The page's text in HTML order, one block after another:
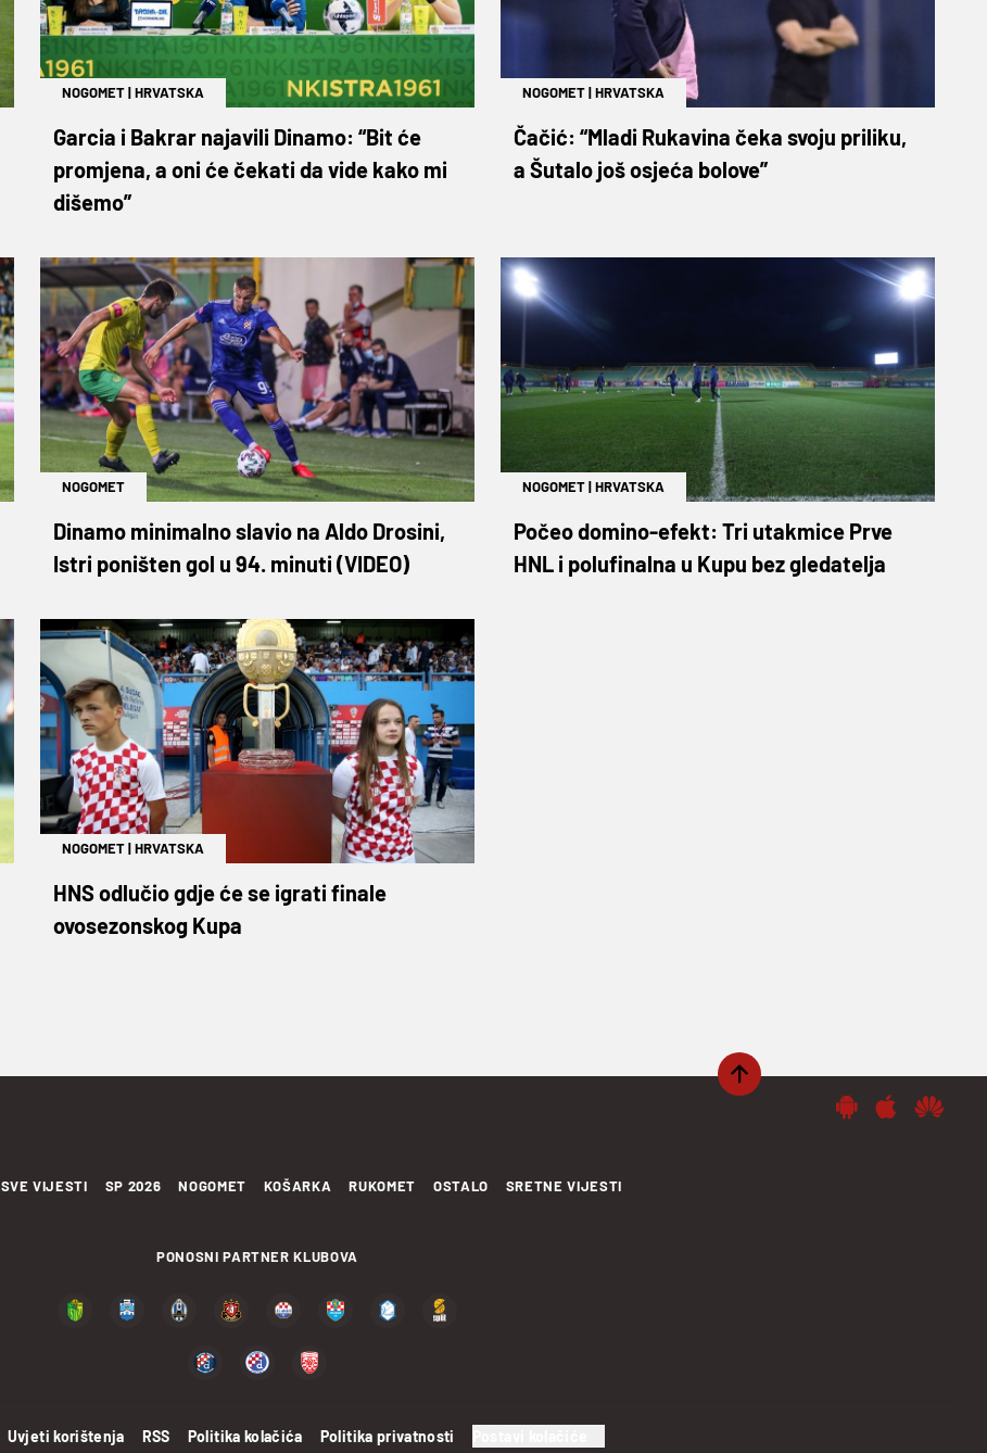
NOGOMET|HRVATSKA
Garcia i Bakrar najavili Dinamo: “Bit će
promjena, a oni će čekati da vide kako mi
dišemo”
NOGOMET|HRVATSKA
Čačić: “Mladi Rukavina čeka svoju priliku,
a Šutalo još osjeća bolove”
NOGOMET
Dinamo minimalno slavio na Aldo Drosini,
Istri poništen gol u 94. minuti (VIDEO)
NOGOMET|HRVATSKA
Počeo domino-efekt: Tri utakmice Prve
HNL i polufinalna u Kupu bez gledatelja
NOGOMET|HRVATSKA
HNS odlučio gdje će se igrati finale
ovosezonskog Kupa
SVE VIJESTI SP 2026 NOGOMET KOŠARKA RUKOMET OSTALO SRETNE VIJESTI
PONOSNI PARTNER KLUBOVA
Uvjeti korištenja RSS Politika kolačića Politika privatnosti